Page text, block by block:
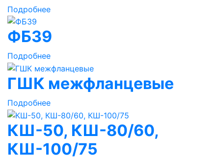
Подробнее
ФБ39
Подробнее
ГШК межфланцевые
Подробнее
КШ-50, КШ-80/60,
КШ-100/75